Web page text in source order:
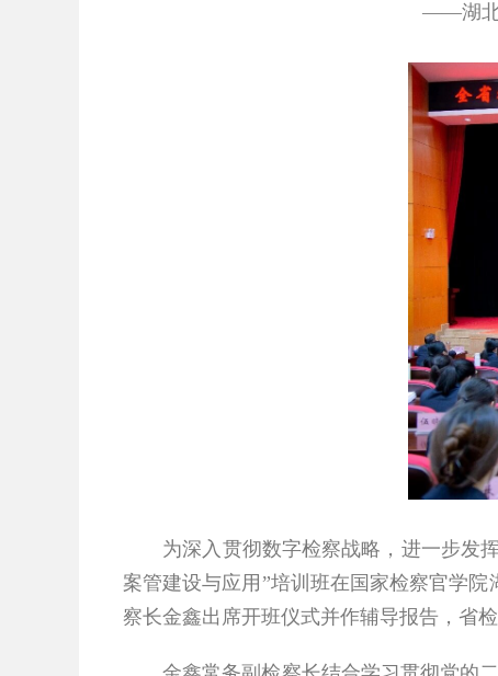
——湖
为深入贯彻数字检察战略，进一步发
案管建设与应用 ”培训班在国家检察官学院
察长金鑫出席开班仪式并作辅导报告，省